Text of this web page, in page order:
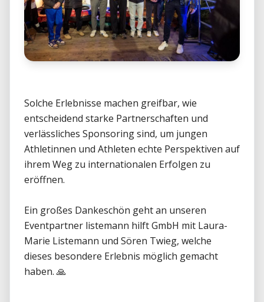
Solche Erlebnisse machen greifbar, wie
entscheidend starke Partnerschaften und
verlässliches Sponsoring sind, um jungen
Athletinnen und Athleten echte Perspektiven auf
ihrem Weg zu internationalen Erfolgen zu
eröffnen.
Ein großes Dankeschön geht an unseren
Eventpartner listemann hilft GmbH mit Laura-
Marie Listemann und Sören Twieg, welche
dieses besondere Erlebnis möglich gemacht
haben. 🙏